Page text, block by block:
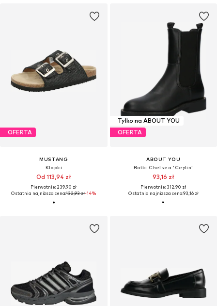
OFERTA
MUSTANG
Klapki
Od 113,94 zł
Pierwotnie: 239,90 zł
Ostatnia najniższa cena:132,93 zł-14%
Tylko na ABOUT YOU
OFERTA
ABOUT YOU
Botki Chelsea 'Ceylin'
93,16 zł
Pierwotnie: 312,90 zł
Ostatnia najniższa cena:93,16 zł